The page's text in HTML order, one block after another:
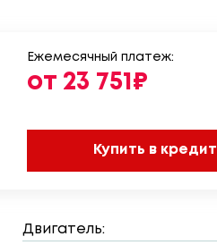
Ежемесячный платеж:
от 23 751₽
Купить в кредит
Двигатель: